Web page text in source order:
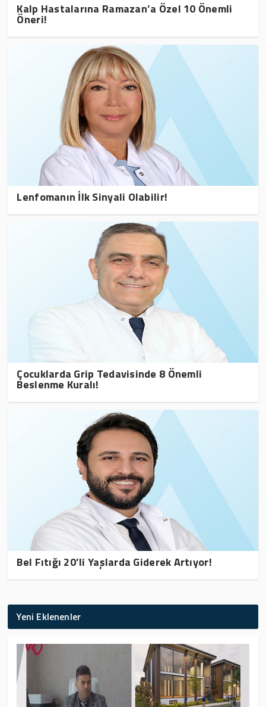
Kalp Hastalarına Ramazan’a Özel 10 Önemli
Öneri!
Lenfomanın İlk Sinyali Olabilir!
Çocuklarda Grip Tedavisinde 8 Önemli
Beslenme Kuralı!
Bel Fıtığı 20’li Yaşlarda Giderek Artıyor!
Yeni Eklenenler